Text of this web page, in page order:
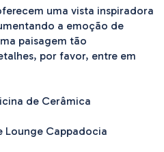
uma vista inspiradora
a emoção de
paisagem tão
por favor, entre em
de Cerâmica
Lounge Cappadocia